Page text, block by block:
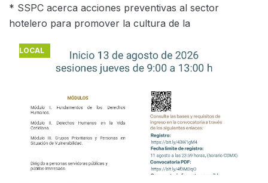
* SSPC acerca acciones preventivas al sector
hotelero para promover la cultura de la
LOCAL